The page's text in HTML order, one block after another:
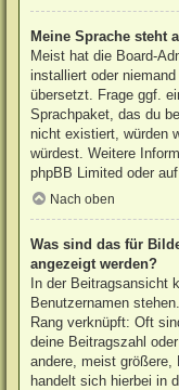
Meine Sprache steht
Meist hat die Board-
installiert oder
übersetzt. Frage ggf.
Sprachpaket, das du
nicht existiert, würden
würdest. Weitere
phpBB Limited oder
Nach oben
Was sind das für
angezeigt werden?
In der Beitragsansicht
Benutzernamen
Rang verknüpft: Oft
deine Beitragszahl
andere, meist größere,
handelt sich hierbei in